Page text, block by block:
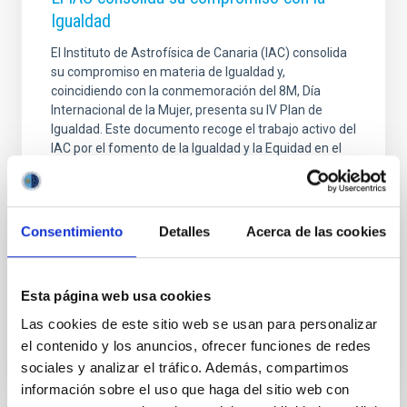
Consentimiento Detalles Acerca de las cookies
Esta página web usa cookies
Las cookies de este sitio web se usan para personalizar
el contenido y los anuncios, ofrecer funciones de redes
sociales y analizar el tráfico. Además, compartimos
información sobre el uso que haga del sitio web con
Igualdad
El Instituto de Astrofísica de Canaria (IAC) consolida
su compromiso en materia de Igualdad y,
coincidiendo con la conmemoración del 8M, Día
Internacional de la Mujer, presenta su IV Plan de
Igualdad. Este documento recoge el trabajo activo del
IAC por el fomento de la Igualdad y la Equidad en el
ámbito laboral e institucional al tiempo que propone
las medidas concretas que materializarán el mismo.
El IAC ha sido pionero en instaurar políticas de
Igualdad en el ámbito de la ciencia en España. De
3/2007, para la igualdad efectiva de mujeres y
Fecha de publicación 07/03/2025 - 10:00:00